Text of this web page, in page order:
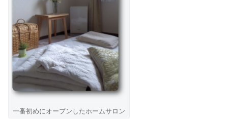
一番初めにオープンしたホームサロン